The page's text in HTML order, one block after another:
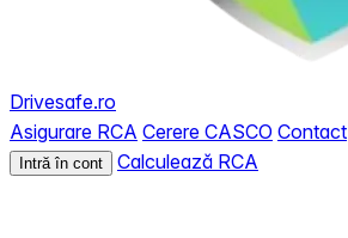
Drivesafe.ro
Asigurare RCA Cerere CASCO Contact
Intră în cont Calculează RCA